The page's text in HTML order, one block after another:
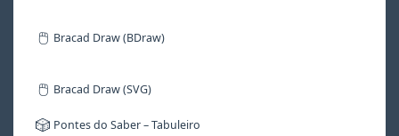
🖱️ Bracad Draw (BDraw)
🖱️ Bracad Draw (SVG)
🎲 Pontes do Saber – Tabuleiro